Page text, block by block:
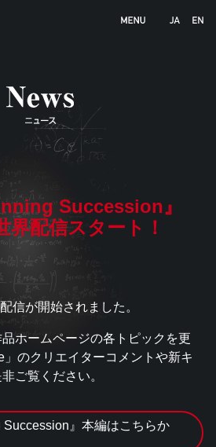
Succession』
配信スタート！
信が開始されました。
ホームページの各トピックを更
のクリエイターコメントや新キ
ご覧ください。
Succession』本編はこちらか